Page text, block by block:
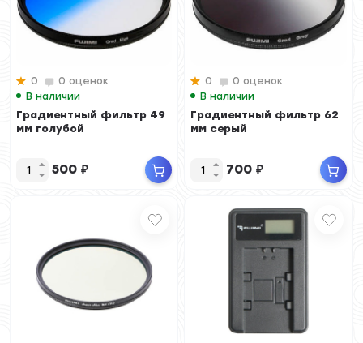
0
0 оценок
В наличии
Градиентный фильтр 49
мм голубой
500 ₽
0
0 оценок
В наличии
Градиентный фильтр 62
мм серый
700 ₽